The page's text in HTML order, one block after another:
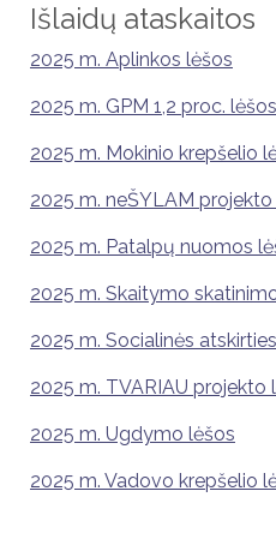
Išlaidų ataskaitos
2025 m. Aplinkos lėšos
2025 m. GPM 1,2 proc. lėšos
2025 m. Mokinio krepšelio
2025 m. neŠYLAM
2025 m. Patalpų nuomos
2025 m. Skaitymo
2025 m. Socialinės
2025 m. TVARIAU projekto
2025 m. Ugdymo lėšos
2025 m. Vadovo krepšelio